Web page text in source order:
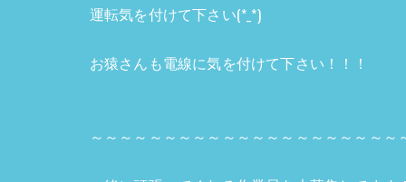
運転気を付けて下さい(*_*)
お猿さんも電線に気を付けて下さい！！！
～～～～～～～～～～～～～～～～～～～～～